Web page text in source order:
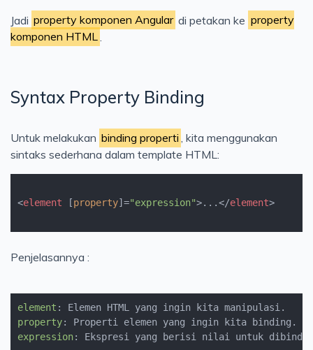
Jadi property komponen Angular di petakan ke property
komponen HTML
Syntax Property Binding
Untuk melakukan binding properti , kita menggunakan
sintaks sederhana dalam template HTML:
<element [property]="expression">...</element>
Penjelasannya :
element
property
expression: Ekspresi yang berisi nilai untuk